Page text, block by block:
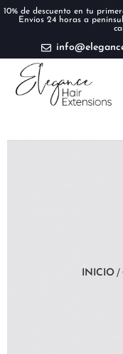
10% de descuento en tu
Envíos 24 horas a
INICIO /